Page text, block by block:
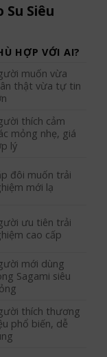
Su Siêu
HỢP VỚI AI?
muốn vừa
thật vừa tự tin
thích cảm
mỏng nhẹ, giá
lý
đôi muốn trải
mới lạ
ưu tiên trải
cao cấp
mới dùng
Sagami siêu
thích thương
phổ biến, dễ